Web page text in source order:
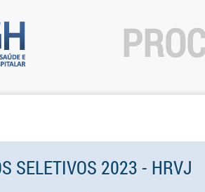
SELETIVOS 2023 - HRVJ